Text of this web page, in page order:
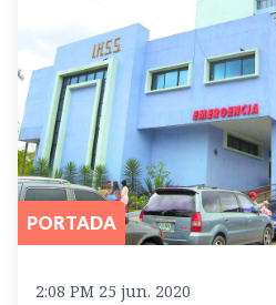
PORTADA
2:08 PM 25 jun. 2020